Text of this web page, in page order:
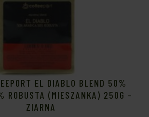
EL DIABLO BLEND 50%
ROBUSTA (MIESZANKA) 250G –
ZIARNA